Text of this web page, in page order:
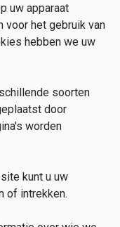
uw apparaat
voor het gebruik van
hebben we uw
soorten
door
worden
kunt u uw
of intrekken.